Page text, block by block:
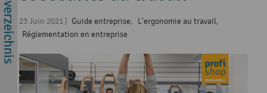
23 Juin 2021 Guide entreprise, L'ergonomie au travail,
Réglementation en entreprise